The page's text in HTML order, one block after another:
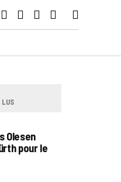
LUS
Olesen
pour le